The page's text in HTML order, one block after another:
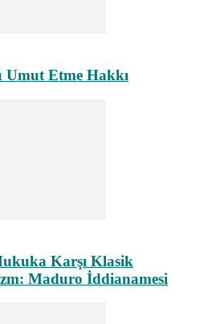
Umut Etme Hakkı
Karşı Klasik
Maduro İddianamesi